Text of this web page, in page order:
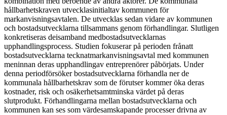
hållbarhetskraven utvecklasinitialtav kommunen för
markanvisningsavtalen. De utvecklas sedan vidare av kommunen
och bostadsutvecklarna tillsammans genom förhandlingar. Slutligen
konkretiseras deisamband medbostadsutvecklarnas
upphandlingsprocess. Studien fokuserar på perioden frånatt
bostadsutvecklarna tecknatmarkanvisningsavtal med kommunen
meninnan deras upphandlingav entreprenörer påbörjats. Under
denna periodförsöker bostadsutvecklarna förhandla ner de
kommunala hållbarhetskrav som de förutser kommer öka deras
kostnader, risk och osäkerhetsamtminska värdet på deras
slutprodukt. Förhandlingarna mellan bostadsutvecklarna och
kommunen kan ses som värdesamskapande processer drivna av